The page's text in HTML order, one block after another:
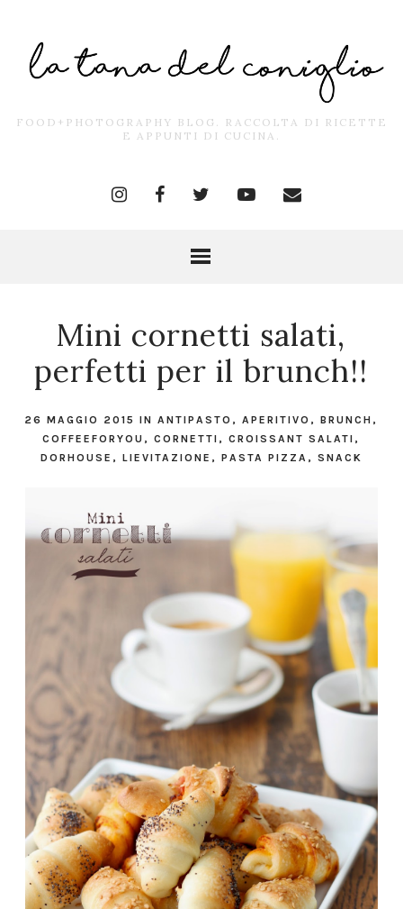
FOOD+PHOTOGRAPHY BLOG. RACCOLTA DI RICETTE
E APPUNTI DI CUCINA.
Mini cornetti salati,
perfetti per il brunch!!
26 MAGGIO 2015INANTIPASTO ,APERITIVO ,BRUNCH ,
COFFEEFORYOU ,CORNETTI ,CROISSANT SALATI ,
DORHOUSE , LIEVITAZIONE , PASTA PIZZA , SNACK